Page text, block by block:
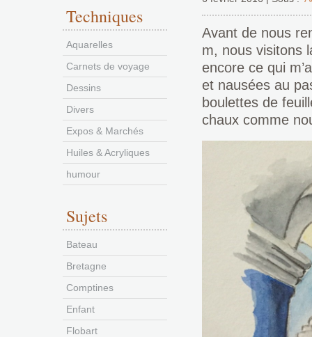
Avant de nous
m, nous visitons
encore ce qui
et nausées au
boulettes de
chaux comme
Techniques
Aquarelles
Carnets de voyage
Dessins
Divers
Expos & Marchés
Huiles & Acryliques
humour
Sujets
Bateau
Bretagne
Comptines
Enfant
Flobart